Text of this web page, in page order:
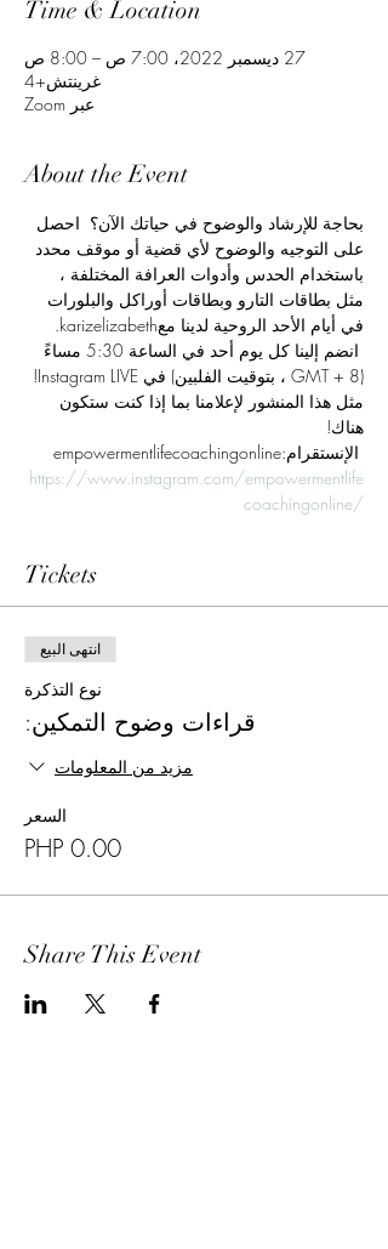
Time & Location
27 ديسمبر 2022، 7:00 ص – 8:00 ص
غرينتش+4
عبر Zoom
About the Event
بحاجة للإرشاد والوضوح في حياتك الآن؟  احصل
على التوجيه والوضوح لأي قضية أو موقف محدد
باستخدام الحدس وأدوات العرافة المختلفة ،
مثل بطاقات التارو وبطاقات أوراكل والبلورات
في أيام الأحد الروحية لدينا معkarizelizabeth.
انضم إلينا كل يوم أحد في الساعة 5:30 مساءً
(GMT + 8 ، بتوقيت الفلبين) في Instagram LIVE!
مثل هذا المنشور لإعلامنا بما إذا كنت ستكون
هناك!
https://www.instagram.com/empowermentlife
coachingonline/
Tickets
انتهى البيع
نوع التذكرة
قراءات وضوح التمكين:
مزيد من المعلومات
السعر
Share This Event